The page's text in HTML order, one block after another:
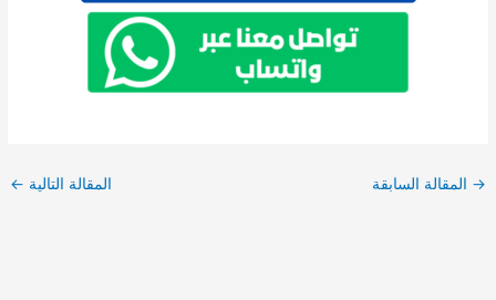
→ المقالة السابقة المقالة التالية ←